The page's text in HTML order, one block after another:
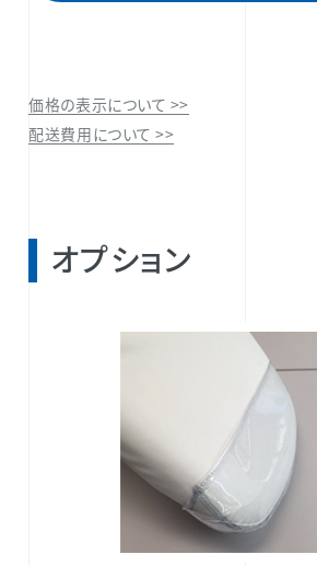
価格の表示について >>
配送費用について >>
オプション